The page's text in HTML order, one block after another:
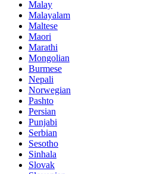
Malay
Malayalam
Maltese
Maori
Marathi
Mongolian
Burmese
Nepali
Norwegian
Pashto
Persian
Punjabi
Serbian
Sesotho
Sinhala
Slovak